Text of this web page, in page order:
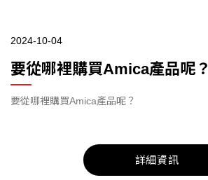
2024-10-04
要從哪裡購買Amica產品呢？
要從哪裡購買Amica產品呢？
詳細資訊